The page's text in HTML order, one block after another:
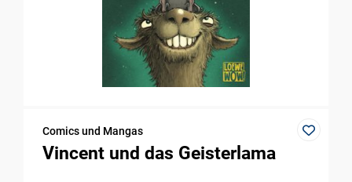
Comics und Mangas
Vincent und das Geisterlama